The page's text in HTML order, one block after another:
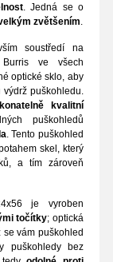
. Jedná se o
zvětšením.
soustředí na
ve všech
optické sklo, aby
výdrž puškohledu.
kvalitní
puškohledů
. Tento puškohled
skel, který
a tím zároveň
je vyroben
točítky; optická
vám puškohled
puškohledy bez